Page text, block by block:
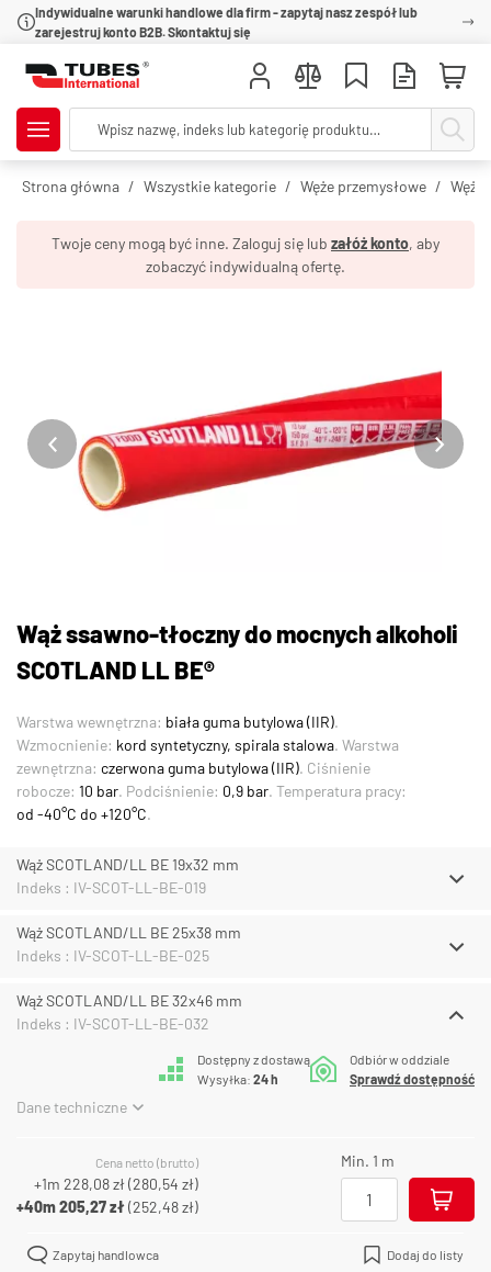
Indywidualne warunki handlowe dla firm - zapytaj nasz zespół lub
zarejestruj konto B2B. Skontaktuj się
Strona główna Wszystkie kategorie Węże przemysłowe Węże
Twoje ceny mogą być inne. Zaloguj się lub załóż konto, aby
zobaczyć indywidualną ofertę.
Wąż ssawno-tłoczny do mocnych alkoholi
SCOTLAND LL BE®
Warstwa wewnętrzna: biała guma butylowa (IIR).
Wzmocnienie: kord syntetyczny, spirala stalowa. Warstwa
zewnętrzna: czerwona guma butylowa (IIR). Ciśnienie
robocze: 10 bar. Podciśnienie: 0,9 bar. Temperatura pracy:
od -40°C do +120°C.
Wąż SCOTLAND/LL BE 19x32 mm
Indeks : IV-SCOT-LL-BE-019
Wąż SCOTLAND/LL BE 25x38 mm
Indeks : IV-SCOT-LL-BE-025
Wąż SCOTLAND/LL BE 32x46 mm
Indeks : IV-SCOT-LL-BE-032
Dostępny z dostawą
Wysyłka: 24 h
Odbiór w oddziale
Sprawdź dostępność
Dane techniczne
Cena netto (brutto)
+1m 228,08 zł(280,54 zł)
+40m205,27 zł(252,48 zł)
Min. 1 m
Zapytaj handlowca Dodaj do listy